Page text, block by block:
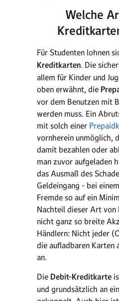
Welche
Für Studenten lohnen
Kreditkarten. Die
allem für Kinder und
oben erwähnt, die
vor dem Benutzen mit
werden muss. Ein
mit solch einer
vornherein unmöglich,
damit bezahlen oder
man zuvor aufgeladen
das Ausmaß des
Geldeingang - bei
Fremde so auf ein
Nachteil dieser Art
nicht ganz so breite
Händlern: Nicht jeder
die aufladbaren Karten
an.
Die Debit-Kreditkarte
und grundsätzlich an